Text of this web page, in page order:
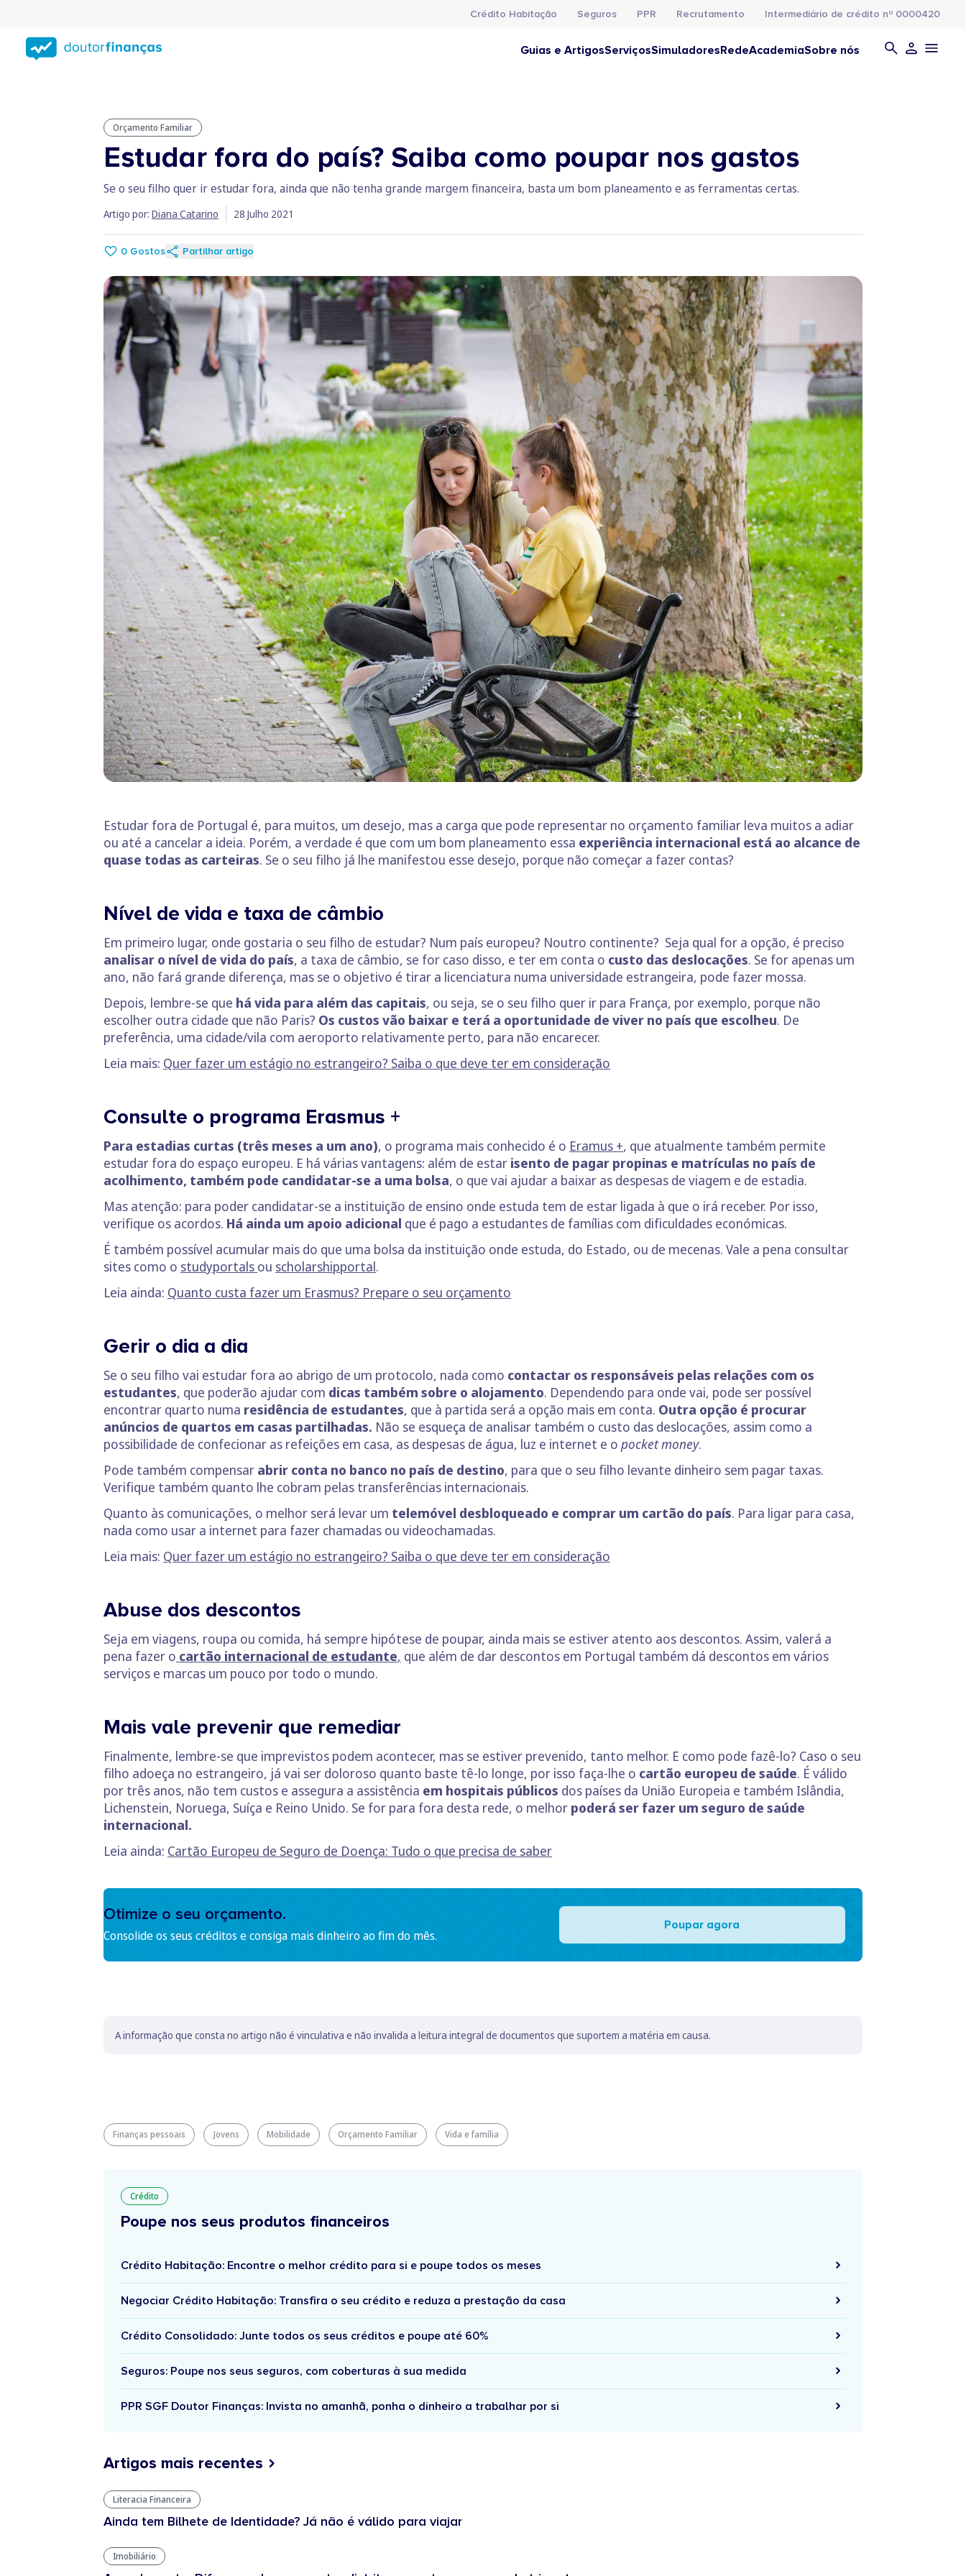
conteúdo
principal
Crédito Habitação Seguros PPR Recrutamento Intermediário de crédito nº 0000420
Guias e ArtigosServiçosSimuladoresRedeAcademiaSobre nós
Orçamento Familiar
Estudar fora do país? Saiba como poupar nos gastos
Se o seu filho quer ir estudar fora, ainda que não tenha grande margem financeira, basta um bom planeamento e as ferramentas certas.
Artigo por: Diana Catarino 28 Julho 2021
0 Gostos Partilhar artigo
Estudar fora de Portugal é, para muitos, um desejo, mas a carga que pode representar no orçamento familiar leva muitos a adiar
ou até a cancelar a ideia. Porém, a verdade é que com um bom planeamento essa experiência internacional está ao alcance de
quase todas as carteiras. Se o seu filho já lhe manifestou esse desejo, porque não começar a fazer contas?
Nível de vida e taxa de câmbio
Em primeiro lugar, onde gostaria o seu filho de estudar? Num país europeu? Noutro continente? Seja qual for a opção, é preciso
analisar o nível de vida do país, a taxa de câmbio, se for caso disso, e ter em conta o custo das deslocações. Se for apenas um
ano, não fará grande diferença, mas se o objetivo é tirar a licenciatura numa universidade estrangeira, pode fazer mossa.
Depois, lembre-se que há vida para além das capitais, ou seja, se o seu filho quer ir para França, por exemplo, porque não
escolher outra cidade que não Paris? Os custos vão baixar e terá a oportunidade de viver no país que escolheu. De
preferência, uma cidade/vila com aeroporto relativamente perto, para não encarecer.
Leia mais: Quer fazer um estágio no estrangeiro? Saiba o que deve ter em consideração
Consulte o programa Erasmus +
Para estadias curtas (três meses a um ano), o programa mais conhecido é o Eramus +, que atualmente também permite
estudar fora do espaço europeu. E há várias vantagens: além de estar isento de pagar propinas e matrículas no país de
acolhimento, também pode candidatar-se a uma bolsa, o que vai ajudar a baixar as despesas de viagem e de estadia.
Mas atenção: para poder candidatar-se a instituição de ensino onde estuda tem de estar ligada à que o irá receber. Por isso,
verifique os acordos. Há ainda um apoio adicional que é pago a estudantes de famílias com dificuldades económicas.
É também possível acumular mais do que uma bolsa da instituição onde estuda, do Estado, ou de mecenas. Vale a pena consultar
sites como o studyportals ou scholarshipportal.
Leia ainda: Quanto custa fazer um Erasmus? Prepare o seu orçamento
Gerir o dia a dia
Se o seu filho vai estudar fora ao abrigo de um protocolo, nada como contactar os responsáveis pelas relações com os
estudantes, que poderão ajudar com dicas também sobre o alojamento. Dependendo para onde vai, pode ser possível
encontrar quarto numa residência de estudantes, que à partida será a opção mais em conta. Outra opção é procurar
anúncios de quartos em casas partilhadas. Não se esqueça de analisar também o custo das deslocações, assim como a
possibilidade de confecionar as refeições em casa, as despesas de água, luz e internet e o pocket money.
Pode também compensar abrir conta no banco no país de destino, para que o seu filho levante dinheiro sem pagar taxas.
Verifique também quanto lhe cobram pelas transferências internacionais.
Quanto às comunicações, o melhor será levar um telemóvel desbloqueado e comprar um cartão do país. Para ligar para casa,
nada como usar a internet para fazer chamadas ou videochamadas.
Leia mais: Quer fazer um estágio no estrangeiro? Saiba o que deve ter em consideração
Abuse dos descontos
Seja em viagens, roupa ou comida, há sempre hipótese de poupar, ainda mais se estiver atento aos descontos. Assim, valerá a
pena fazer o cartão internacional de estudante, que além de dar descontos em Portugal também dá descontos em vários
serviços e marcas um pouco por todo o mundo.
Mais vale prevenir que remediar
Finalmente, lembre-se que imprevistos podem acontecer, mas se estiver prevenido, tanto melhor. E como pode fazê-lo? Caso o seu
filho adoeça no estrangeiro, já vai ser doloroso quanto baste tê-lo longe, por isso faça-lhe o cartão europeu de saúde. É válido
por três anos, não tem custos e assegura a assistência em hospitais públicos dos países da União Europeia e também Islândia,
Lichenstein, Noruega, Suíça e Reino Unido. Se for para fora desta rede, o melhor poderá ser fazer um seguro de saúde
internacional.
Leia ainda: Cartão Europeu de Seguro de Doença: Tudo o que precisa de saber
Otimize o seu orçamento.
Consolide os seus créditos e consiga mais dinheiro ao fim do mês.
Poupar agora
A informação que consta no artigo não é vinculativa e não invalida a leitura integral de documentos que suportem a matéria em causa.
Finanças pessoais Jovens Mobilidade Orçamento Familiar Vida e família
Crédito
Poupe nos seus produtos financeiros
Crédito Habitação: Encontre o melhor crédito para si e poupe todos os meses
Negociar Crédito Habitação: Transfira o seu crédito e reduza a prestação da casa
Crédito Consolidado: Junte todos os seus créditos e poupe até 60%
Seguros: Poupe nos seus seguros, com coberturas à sua medida
PPR SGF Doutor Finanças: Invista no amanhã, ponha o dinheiro a trabalhar por si
Artigos mais recentes
Literacia Financeira
Ainda tem Bilhete de Identidade? Já não é válido para viajar
Imobiliário